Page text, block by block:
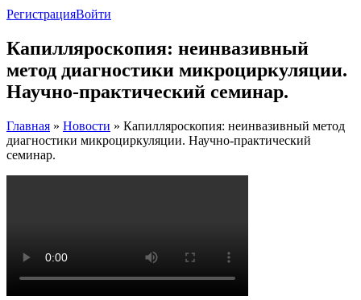
РегистрацияВойти
Капилляроскопия: неинвазивный
метод диагностики микроциркуляции.
Научно-практический семинар.
Главная » Новости » Капилляроскопия: неинвазивный метод
диагностики микроциркуляции. Научно-практический
семинар.